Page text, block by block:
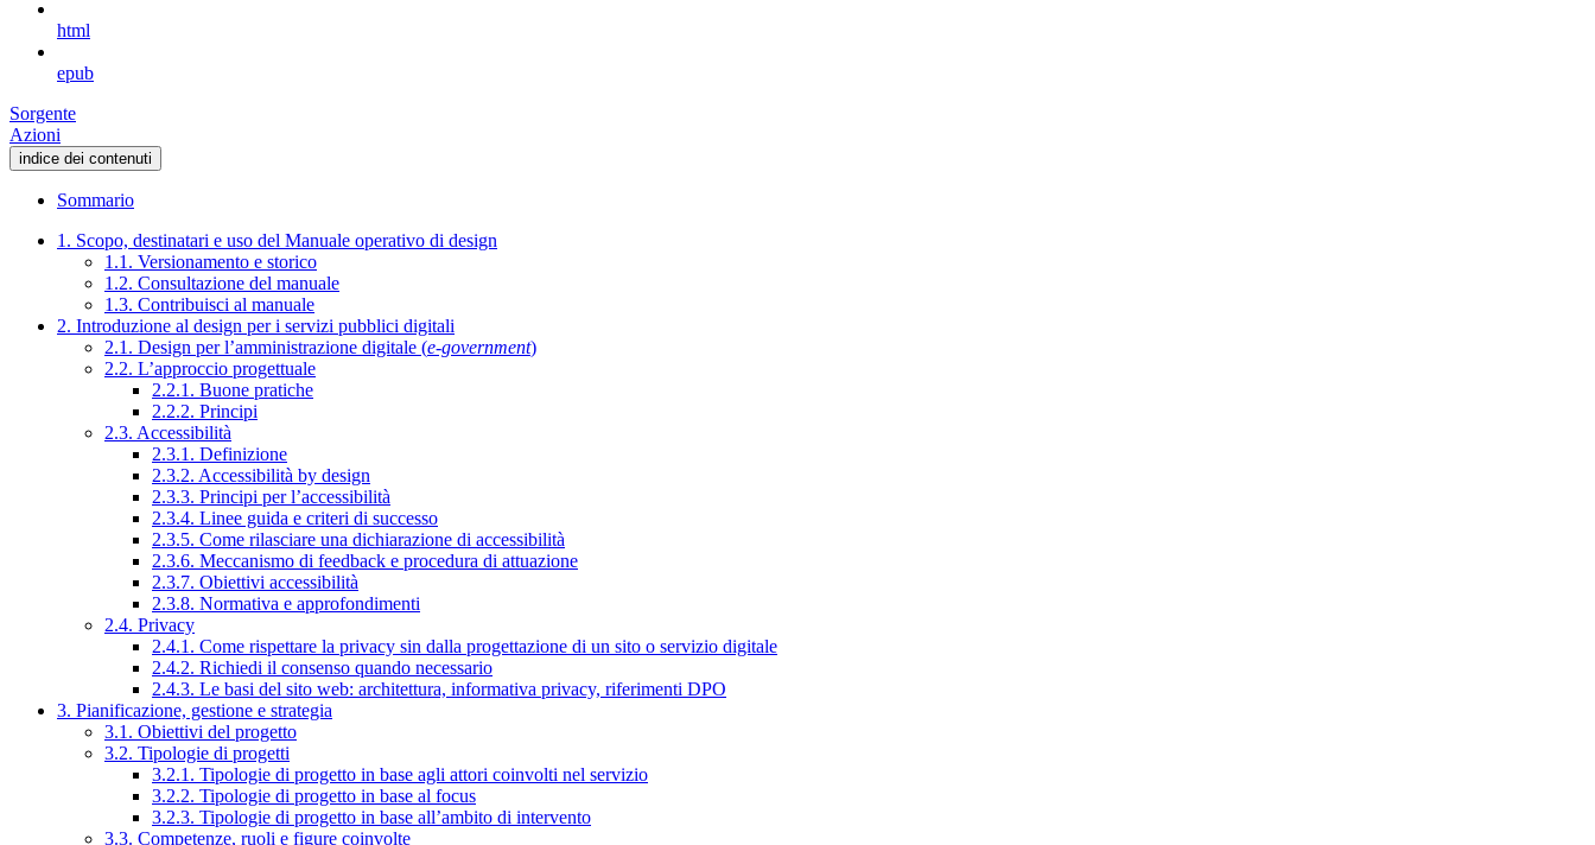
html
epub
Sorgente
Azioni
indice dei contenuti
Sommario
1. Scopo, destinatari e uso del Manuale operativo di design
1.1. Versionamento e storico
1.2. Consultazione del manuale
1.3. Contribuisci al manuale
2. Introduzione al design per i servizi pubblici digitali
2.1. Design per l’amministrazione digitale (e-government)
2.2. L’approccio progettuale
2.2.1. Buone pratiche
2.2.2. Principi
2.3. Accessibilità
2.3.1. Definizione
2.3.2. Accessibilità by design
2.3.3. Principi per l’accessibilità
2.3.4. Linee guida e criteri di successo
2.3.5. Come rilasciare una dichiarazione di accessibilità
2.3.6. Meccanismo di feedback e procedura di attuazione
2.3.7. Obiettivi accessibilità
2.3.8. Normativa e approfondimenti
2.4. Privacy
2.4.1. Come rispettare la privacy sin dalla progettazione di un sito o servizio digitale
2.4.2. Richiedi il consenso quando necessario
2.4.3. Le basi del sito web: architettura, informativa privacy, riferimenti DPO
3. Pianificazione, gestione e strategia
3.1. Obiettivi del progetto
3.2. Tipologie di progetti
3.2.1. Tipologie di progetto in base agli attori coinvolti nel servizio
3.2.2. Tipologie di progetto in base al focus
3.2.3. Tipologie di progetto in base all’ambito di intervento
3.3. Competenze, ruoli e figure coinvolte